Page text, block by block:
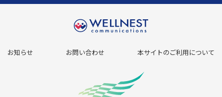
お知らせ お問い合わせ 本サイトのご利用について